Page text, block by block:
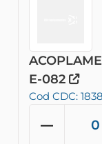
E-082
Cod CDC: